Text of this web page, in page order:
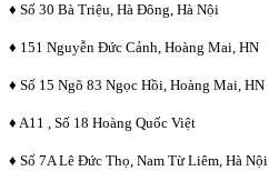
♦ Số 30 Bà Triệu, Hà Đông, Hà Nội
♦ 151 Nguyễn Đức Cảnh, Hoàng Mai, HN
♦ Số 15 Ngõ 83 Ngọc Hồi, Hoàng Mai, HN
♦ A11 , Số 18 Hoàng Quốc Việt
♦ Số 7A Lê Đức Thọ, Nam Từ Liêm, Hà Nội